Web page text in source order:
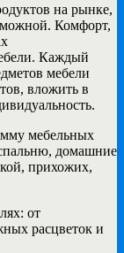
на рынке,
Комфорт,
Каждый
мебели
вложить в
мебельных
домашние
прихожих,
от
расцветок и